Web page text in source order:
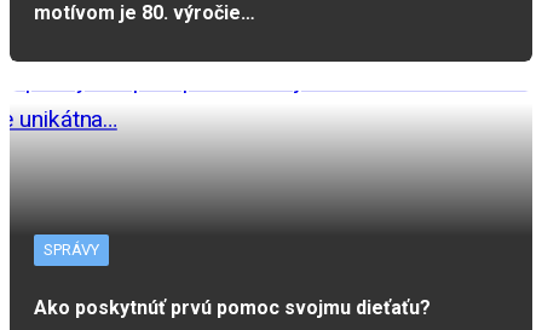
motívom je 80. výročie…
SPRÁVY
Ako poskytnúť prvú pomoc svojmu dieťaťu?